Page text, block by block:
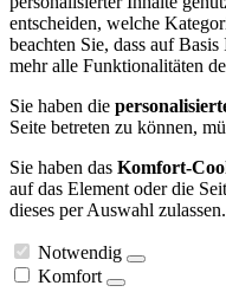
entscheiden, welche
beachten Sie, dass auf
mehr alle Funktionalitäten
Sie haben die
Seite betreten zu können,
Sie haben das Komfort-
auf das Element oder die
dieses per Auswahl zulassen.
Notwendig
Komfort